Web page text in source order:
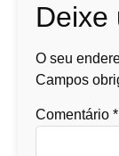
Deixe
O seu
Campos
Comentário *